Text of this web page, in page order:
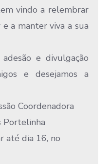
vindo a relembrar
a manter viva a sua
e divulgação
e desejamos a
Coordenadora
Portelinha
até dia 16, no